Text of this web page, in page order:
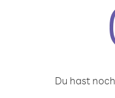
Du hast